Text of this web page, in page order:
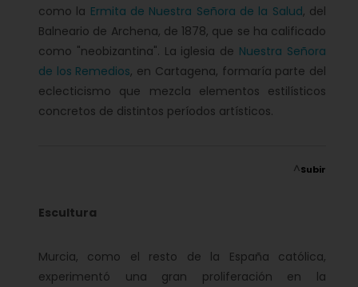
como la Ermita de Nuestra Señora de la Salud, del
Balneario de Archena, de 1878, que se ha calificado
como "neobizantina". La iglesia de Nuestra Señora
de los Remedios, en Cartagena, formaría parte del
eclecticismo que mezcla elementos estilísticos
concretos de distintos períodos artísticos.
^Subir
Escultura
Murcia, como el resto de la España católica,
experimentó una gran proliferación en la